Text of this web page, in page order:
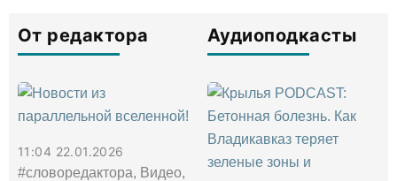
От редактора
11:04 22.01.2026
#словоредактора, Видео,
Аудиоподкасты